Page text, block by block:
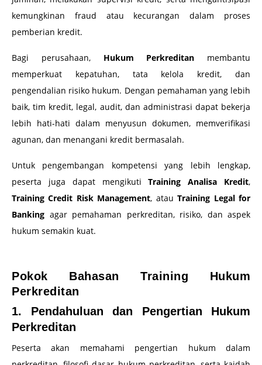
kemungkinan fraud atau kecurangan dalam proses
pemberian kredit.
Bagi perusahaan, Hukum Perkreditan membantu
memperkuat kepatuhan, tata kelola kredit, dan
pengendalian risiko hukum. Dengan pemahaman yang lebih
baik, tim kredit, legal, audit, dan administrasi dapat bekerja
lebih hati-hati dalam menyusun dokumen, memverifikasi
agunan, dan menangani kredit bermasalah.
Untuk pengembangan kompetensi yang lebih lengkap,
peserta juga dapat mengikutiTraining Analisa Kredit,
Training Credit Risk Management, atauTraining Legal for
Banking agar pemahaman perkreditan, risiko, dan aspek
hukum semakin kuat.
Pokok Bahasan Training Hukum
Perkreditan
1. Pendahuluan dan Pengertian Hukum
Perkreditan
Peserta akan memahami pengertian hukum dalam